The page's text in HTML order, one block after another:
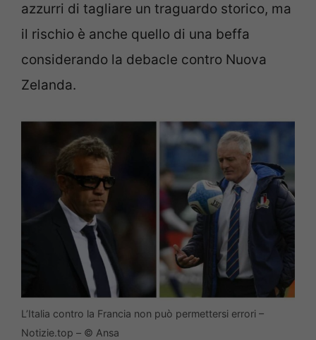
azzurri di tagliare un traguardo storico, ma
il rischio è anche quello di una beffa
considerando la debacle contro Nuova
Zelanda.
L’Italia contro la Francia non può permettersi errori –
Notizie.top – © Ansa